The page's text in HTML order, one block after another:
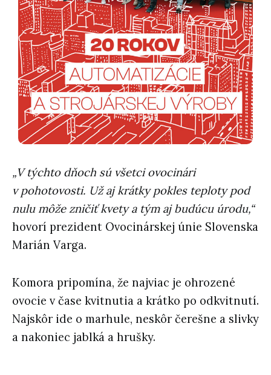
„V týchto dňoch sú všetci ovocinári
v pohotovosti. Už aj krátky pokles teploty pod
nulu môže zničiť kvety a tým aj budúcu úrodu,“
hovorí prezident Ovocinárskej únie Slovenska
Marián Varga.
Komora pripomína, že najviac je ohrozené
ovocie v čase kvitnutia a krátko po odkvitnutí.
Najskôr ide o marhule, neskôr čerešne a slivky
a nakoniec jablká a hrušky.